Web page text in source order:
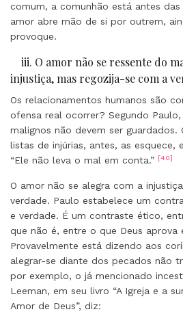
comum, a comunhão está antes das
amor abre mão de si por outrem,
provoque.
iii. O amor não se ressente do
injustiça, mas regozija-se com a
Os relacionamentos humanos são
ofensa real ocorrer? Segundo
malignos não devem ser guardados.
listas de injúrias, antes, as esquece,
“Ele não leva o mal em conta.” [40]
O amor não se alegra com a
verdade. Paulo estabelece um
e verdade. É um contraste ético,
que não é, entre o que Deus aprova
Provavelmente está dizendo aos
alegrar-se diante dos pecados não
por exemplo, o já mencionado
Leeman, em seu livro “A Igreja e a
Amor de Deus”, diz: